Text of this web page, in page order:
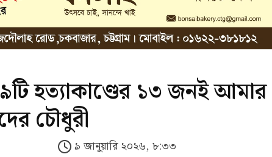
হত্যাকাণ্ডের ১৩ জনই আমার
চৌধুরী
৯ জানুয়ারি ২০২৬, ৮:৩৩